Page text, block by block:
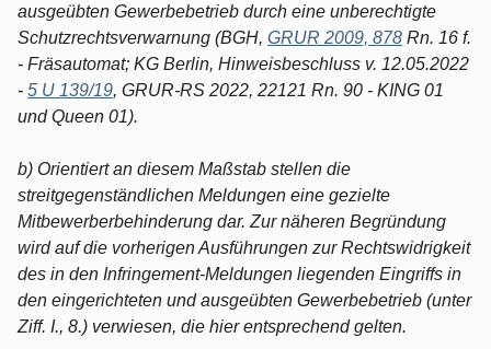
ausgeübten Gewerbebetrieb durch eine unberechtigte
Schutzrechtsverwarnung (BGH, GRUR 2009, 878 Rn. 16 f.
- Fräsautomat; KG Berlin, Hinweisbeschluss v. 12.05.2022
- 5 U 139/19, GRUR-RS 2022, 22121 Rn. 90 - KING 01
und Queen 01).
b) Orientiert an diesem Maßstab stellen die
streitgegenständlichen Meldungen eine gezielte
Mitbewerberbehinderung dar. Zur näheren Begründung
wird auf die vorherigen Ausführungen zur Rechtswidrigkeit
des in den Infringement-Meldungen liegenden Eingriffs in
den eingerichteten und ausgeübten Gewerbebetrieb (unter
Ziff. I., 8.) verwiesen, die hier entsprechend gelten.